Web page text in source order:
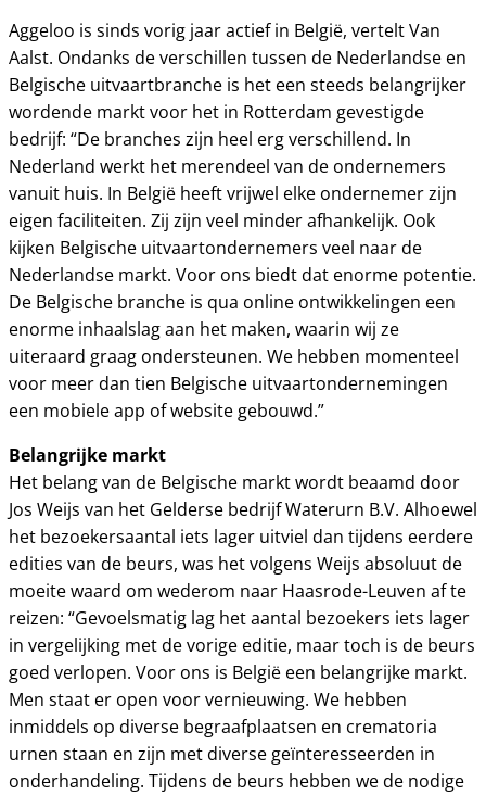
Aggeloo is sinds vorig jaar actief in België, vertelt Van
Aalst. Ondanks de verschillen tussen de Nederlandse en
Belgische uitvaartbranche is het een steeds belangrijker
wordende markt voor het in Rotterdam gevestigde
bedrijf: “De branches zijn heel erg verschillend. In
Nederland werkt het merendeel van de ondernemers
vanuit huis. In België heeft vrijwel elke ondernemer zijn
eigen faciliteiten. Zij zijn veel minder afhankelijk. Ook
kijken Belgische uitvaartondernemers veel naar de
Nederlandse markt. Voor ons biedt dat enorme potentie.
De Belgische branche is qua online ontwikkelingen een
enorme inhaalslag aan het maken, waarin wij ze
uiteraard graag ondersteunen. We hebben momenteel
voor meer dan tien Belgische uitvaartondernemingen
een mobiele app of website gebouwd.”
Belangrijke markt
Het belang van de Belgische markt wordt beaamd door
Jos Weijs van het Gelderse bedrijf Waterurn B.V. Alhoewel
het bezoekersaantal iets lager uitviel dan tijdens eerdere
edities van de beurs, was het volgens Weijs absoluut de
moeite waard om wederom naar Haasrode-Leuven af te
reizen: “Gevoelsmatig lag het aantal bezoekers iets lager
in vergelijking met de vorige editie, maar toch is de beurs
goed verlopen. Voor ons is België een belangrijke markt.
Men staat er open voor vernieuwing. We hebben
inmiddels op diverse begraafplaatsen en crematoria
urnen staan en zijn met diverse geïnteresseerden in
onderhandeling. Tijdens de beurs hebben we de nodige